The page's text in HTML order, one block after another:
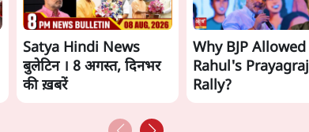
Satya Hindi News
बुलेटिन । 8 अगस्त, दिनभर
की ख़बरें
Why BJP Allowed
Rahul's Prayagraj
Rally?